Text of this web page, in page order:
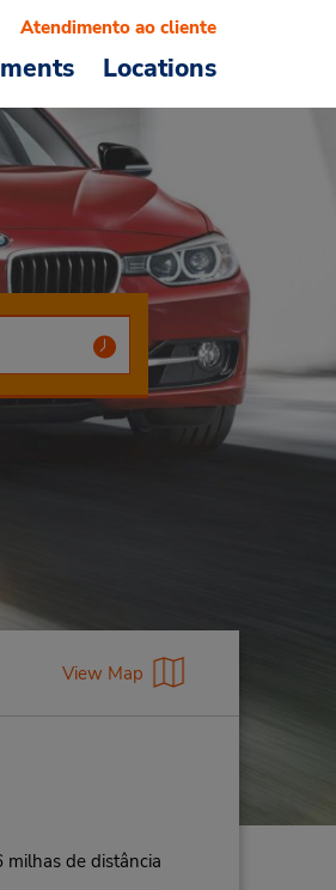
Locations
Atendimento ao cliente
View Map
milhas de distância